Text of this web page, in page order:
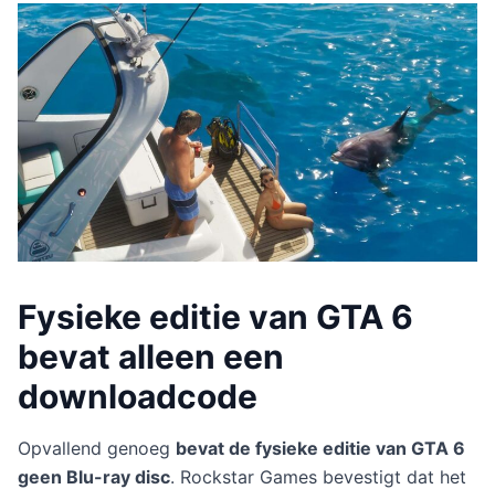
Fysieke editie van GTA 6
bevat alleen een
downloadcode
Opvallend genoeg bevat de fysieke editie van GTA 6
geen Blu-ray disc. Rockstar Games bevestigt dat het